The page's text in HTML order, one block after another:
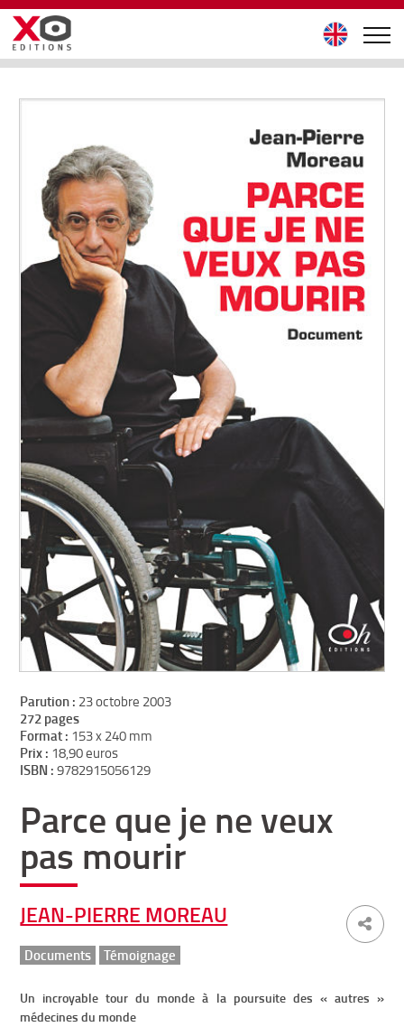
Parution : 23 octobre 2003
272 pages
Format : 153 x 240 mm
Prix : 18,90 euros
ISBN : 9782915056129
Parce que je ne veux
pas mourir
JEAN-PIERRE MOREAU
Documents Témoignage
Un incroyable tour du monde à la poursuite des « autres »
médecines du monde